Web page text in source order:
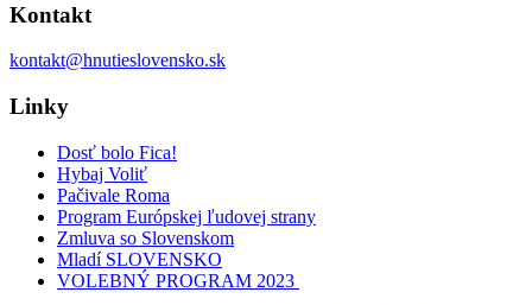
Kontakt
kontakt@hnutieslovensko.sk
Linky
Dosť bolo Fica!
Hybaj Voliť
Pačivale Roma
Program Európskej ľudovej strany
Zmluva so Slovenskom
Mladí SLOVENSKO
VOLEBNÝ PROGRAM 2023